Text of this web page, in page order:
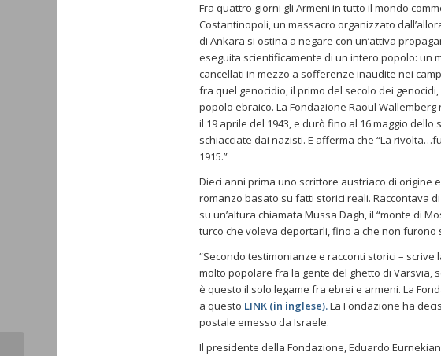
Fra quattro giorni gli Armeni in tutto il mondo
Costantinopoli, un massacro organizzato
di Ankara si ostina a negare con un’attiva
eseguita scientificamente di un intero popolo: un
cancellati in mezzo a sofferenze inaudite nei
fra quel genocidio, il primo del secolo dei
popolo ebraico. La Fondazione Raoul
il 19 aprile del 1943, e durò fino al 16 maggio
schiacciate dai nazisti. E afferma che “La
1915.”
Dieci anni prima uno scrittore austriaco di origine
romanzo basato su fatti storici reali. Raccontava
su un’altura chiamata Mussa Dagh, il “monte di
turco che voleva deportarli, fino a che non
“Secondo testimonianze e racconti storici –
molto popolare fra la gente del ghetto di Varsvia,
è questo il solo legame fra ebrei e armeni. La
a questo LINK (in inglese).La Fondazione ha
postale emesso da Israele.
Il presidente della Fondazione, Eduardo